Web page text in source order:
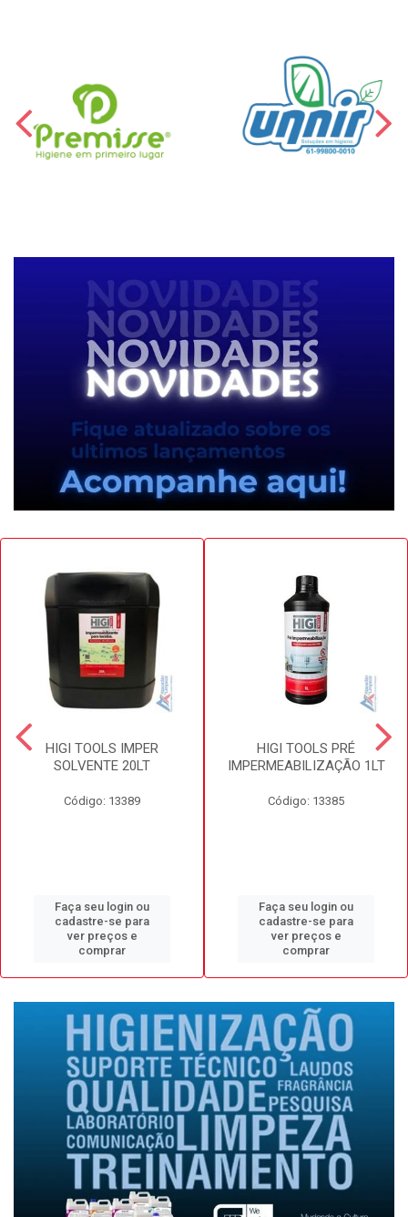
HIGI TOOLS IMPER
SOLVENTE 20LT
Código: 13389
Faça seu login ou
cadastre-se para
ver preços e
comprar
HIGI TOOLS PRÉ
IMPERMEABILIZAÇÃO 1LT
Código: 13385
Faça seu login ou
cadastre-se para
ver preços e
comprar